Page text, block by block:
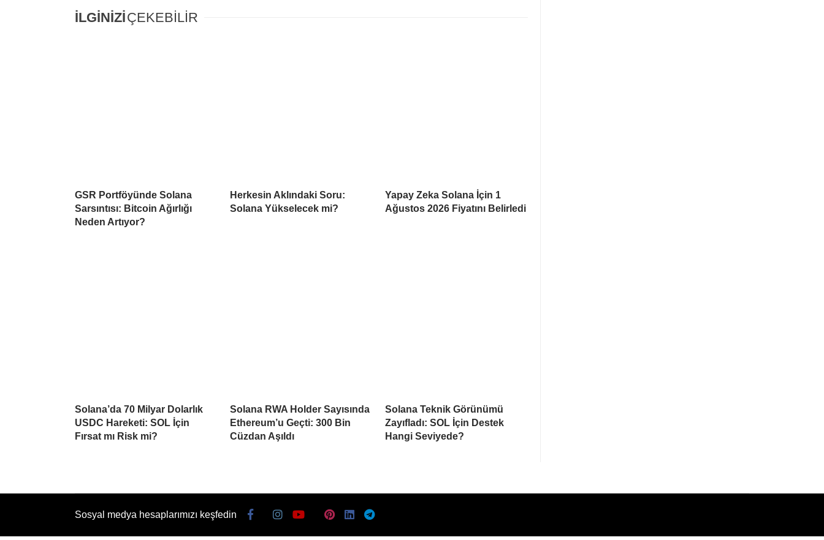
İLGİNİZİÇEKEBİLİR
GSR Portföyünde Solana
Sarsıntısı: Bitcoin Ağırlığı
Neden Artıyor?
Herkesin Aklındaki Soru:
Solana Yükselecek mi?
Yapay Zeka Solana İçin 1
Ağustos 2026 Fiyatını Belirledi
Solana’da 70 Milyar Dolarlık
USDC Hareketi: SOL İçin
Fırsat mı Risk mi?
Solana RWA Holder Sayısında
Ethereum’u Geçti: 300 Bin
Cüzdan Aşıldı
Solana Teknik Görünümü
Zayıfladı: SOL İçin Destek
Hangi Seviyede?
Sosyal medya hesaplarımızı keşfedin